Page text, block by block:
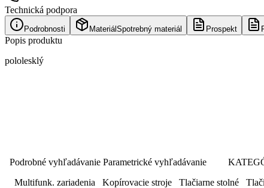
Technická podpora
Podrobnosti Materiál Spotrebný materiál Prospekt
Popis produktu
pololesklý
Podrobné vyhľadávanie Parametrické vyhľadávanie
Multifunk. zariadenia Kopírovacie stroje Tlačiarne stolné